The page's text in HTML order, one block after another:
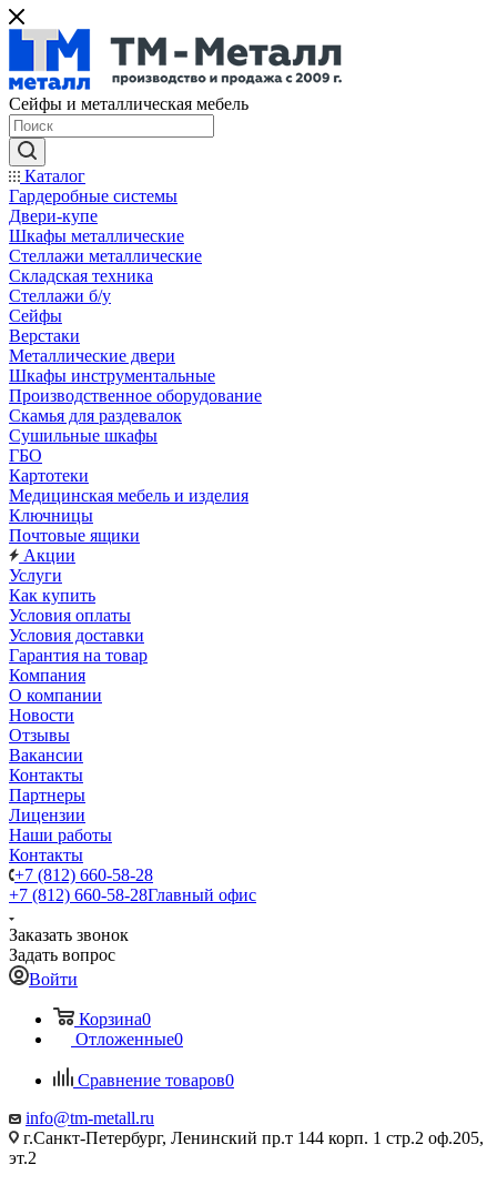
Сейфы и металлическая мебель
Каталог
Гардеробные системы
Двери-купе
Шкафы металлические
Стеллажи металлические
Складская техника
Стеллажи б/у
Сейфы
Верстаки
Металлические двери
Шкафы инструментальные
Производственное оборудование
Скамья для раздевалок
Сушильные шкафы
ГБО
Картотеки
Медицинская мебель и изделия
Ключницы
Почтовые ящики
Акции
Услуги
Как купить
Условия оплаты
Условия доставки
Гарантия на товар
Компания
О компании
Новости
Отзывы
Вакансии
Контакты
Партнеры
Лицензии
Наши работы
Контакты
+7 (812) 660-58-28
+7 (812) 660-58-28Главный офис
Заказать звонок
Задать вопрос
Войти
Корзина0
Отложенные0
Сравнение товаров0
info@tm-metall.ru
г.Санкт-Петербург, Ленинский пр.т 144 корп. 1 стр.2 оф.205,
эт.2